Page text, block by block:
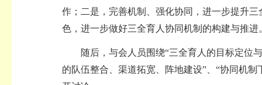
作；二是，完善机制、强化协同，进一步提升
色，进一步做好三全育人协同机制的构建与推进
随后，与会人员围绕“三全育人的目标定位
的队伍整合、渠道拓宽、阵地建设”、“协同机